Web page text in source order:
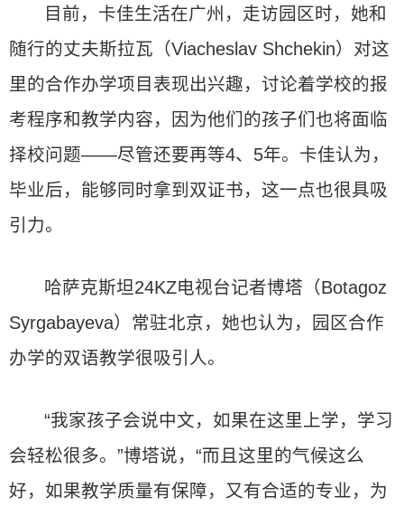
目前，卡佳生活在广州，走访园区时，她和
随行的丈夫斯拉瓦（Viacheslav Shchekin）对这
里的合作办学项目表现出兴趣，讨论着学校的报
考程序和教学内容，因为他们的孩子们也将面临
择校问题——尽管还要再等4、5年。卡佳认为，
毕业后，能够同时拿到双证书，这一点也很具吸
引力。
哈萨克斯坦24KZ电视台记者博塔（Botagoz
Syrgabayeva）常驻北京，她也认为，园区合作
办学的双语教学很吸引人。
“我家孩子会说中文，如果在这里上学，学习
会轻松很多。”博塔说，“而且这里的气候这么
好，如果教学质量有保障，又有合适的专业，为